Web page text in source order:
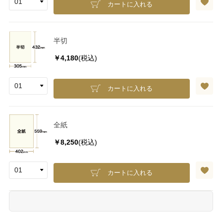
カートに入れる
半切
￥4,180(税込)
カートに入れる
全紙
￥8,250(税込)
カートに入れる